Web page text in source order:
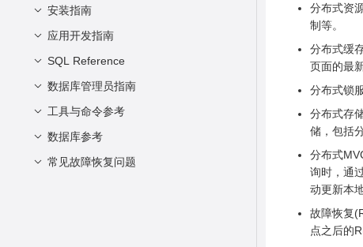
Online DDL
REDO
编译安装
搭建编译环境
版本编译
安装指南
oGRAC单节点开发编译与部署指南
oGRAC服务器单节点部署指引
oGRAC容器单节点部署指引
oGRAC 双节点生产编译与部署指南
oGRAC 双节点编译打包指南
oGRAC 两节点部署指南
oGRAC 两节点多写功能测试
应用开发指南
基于JDBC开发
JDBC包、驱动类和环境类
开发流程
加载驱动
连接数据库
基于ODBC开发
Linux下配置数据源
开发流程
ODBC接口参考
SQL Reference
SQL Syntax Formats
Data Types
Numeric Types
Array Types
数据库管理员指南
数据对象管理
表管理
表空间管理
数据库系统基本管理
实例启停
性能调优
工具与命令参考
ogsql使用说明
rbps使用说明
数据库参考
数据库参考
常见故障恢复问题
分布式资
制等。
分布式缓
页面的最
分布式锁
分布式存
储，包括
分布式
询时，通
动更新本
故障恢复
点之后的